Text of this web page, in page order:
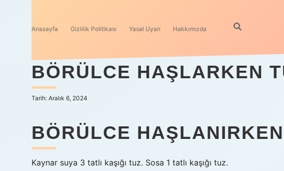
Anasayfa Gizlilik Politikası Yasal Uyarı Hakkımızda
BÖRÜLCE HAŞLARKEN
Tarih: Aralık 6, 2024
BÖRÜLCE
Kaynar suya 3 tatlı kaşığı tuz. Sosa 1 tatlı kaşığı tuz.